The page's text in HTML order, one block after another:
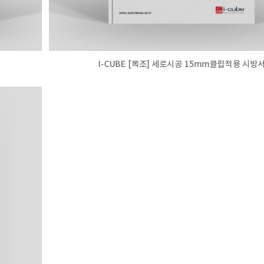
I-CUBE [목조] 세로시공 15mm클립적용 시방서